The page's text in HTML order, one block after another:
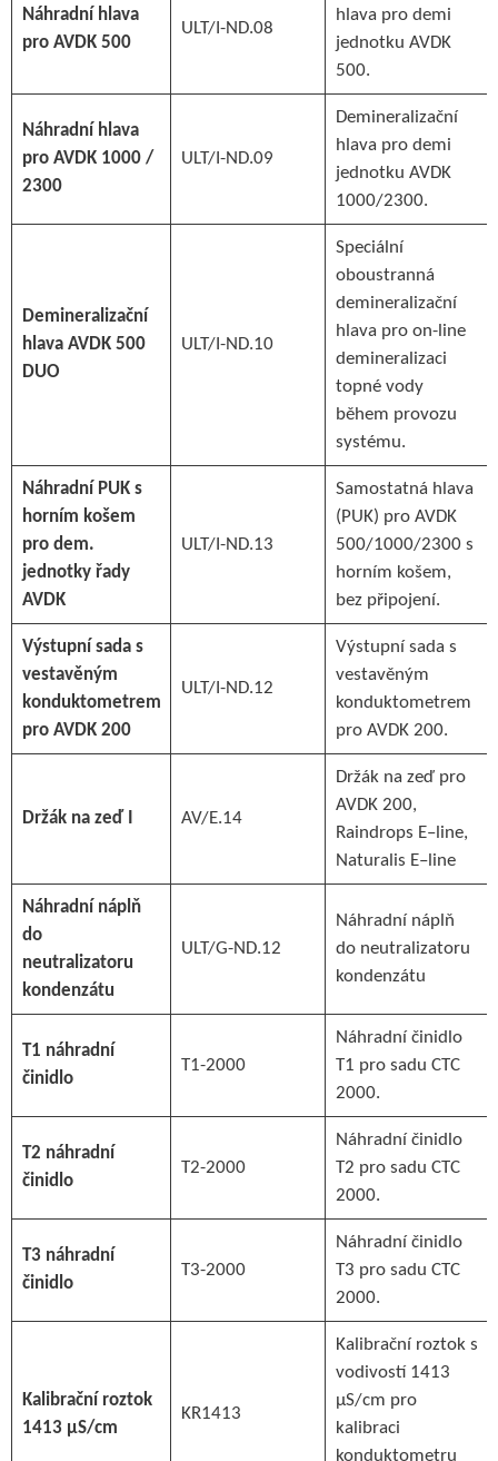
Náhradní hlava
pro AVDK 500
ULT/I-ND.08
hlava pro demi
jednotku AVDK
500.
Náhradní hlava
pro AVDK 1000 /
2300
ULT/I-ND.09
Demineralizační
hlava pro demi
jednotku AVDK
1000/2300.
Demineralizační
hlava AVDK 500
DUO
ULT/I-ND.10
Speciální
oboustranná
demineralizační
hlava pro on-line
demineralizaci
topné vody
během provozu
systému.
Náhradní PUK s
horním košem
pro dem.
jednotky řady
AVDK
ULT/I-ND.13
Samostatná hlava
(PUK) pro AVDK
500/1000/2300 s
horním košem,
bez připojení.
Výstupní sada s
vestavěným
konduktometrem
pro AVDK 200
ULT/I-ND.12
Výstupní sada s
vestavěným
konduktometrem
pro AVDK 200.
Držák na zeď I AV/E.14
Držák na zeď pro
AVDK 200,
Raindrops E–line,
Naturalis E–line
Náhradní náplň
do
neutralizatoru
kondenzátu
ULT/G-ND.12
Náhradní náplň
do neutralizatoru
kondenzátu
T1 náhradní
činidlo
T1-2000
Náhradní činidlo
T1 pro sadu CTC
2000.
T2 náhradní
činidlo
T2-2000
Náhradní činidlo
T2 pro sadu CTC
2000.
T3 náhradní
činidlo
T3-2000
Náhradní činidlo
T3 pro sadu CTC
2000.
Kalibrační roztok
1413 µS/cm
KR1413
Kalibrační roztok s
vodivostí 1413
μS/cm pro
kalibraci
konduktometru